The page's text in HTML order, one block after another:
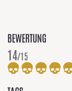
BEWERTUNG
14/15